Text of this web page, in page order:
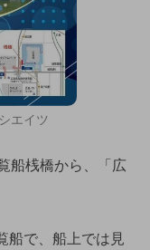
エイツ
船桟橋から、「広
船で、船上では見